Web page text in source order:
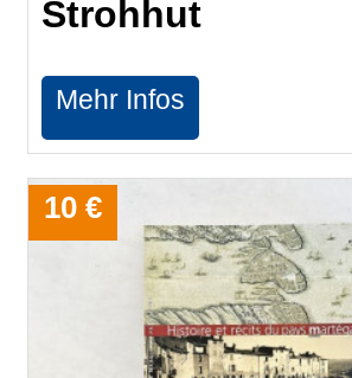
Strohhut
Mehr Infos
10 €